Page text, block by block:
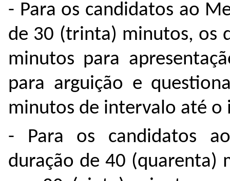
- Para os candidatos ao
de 30 (trinta) minutos, os
minutos para
para arguição e
minutos de intervalo até o
- Para os candidatos
duração de 40 (quarenta)